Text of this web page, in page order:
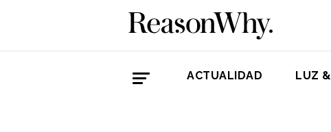
ACTUALIDAD LUZ